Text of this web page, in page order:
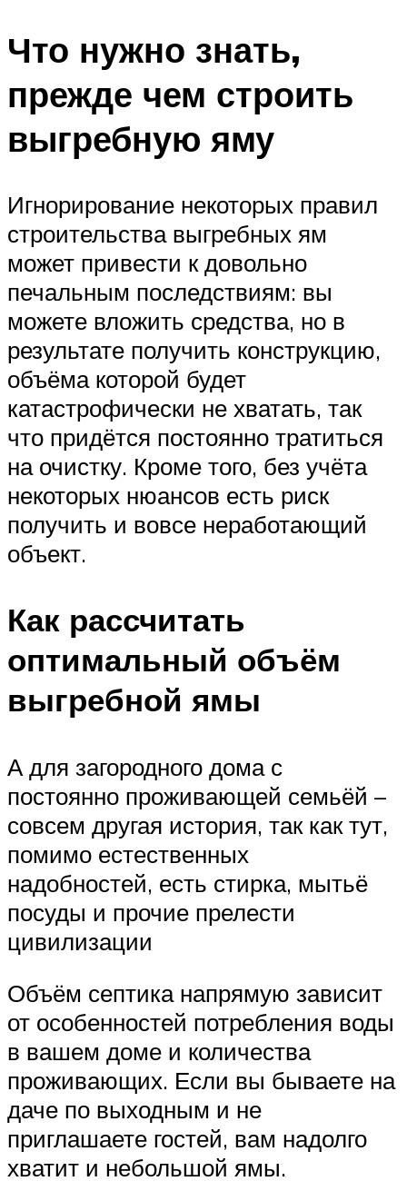
Что нужно знать,
прежде чем строить
выгребную яму
Игнорирование некоторых правил
строительства выгребных ям
может привести к довольно
печальным последствиям: вы
можете вложить средства, но в
результате получить конструкцию,
объёма которой будет
катастрофически не хватать, так
что придётся постоянно тратиться
на очистку. Кроме того, без учёта
некоторых нюансов есть риск
получить и вовсе неработающий
объект.
Как рассчитать
оптимальный объём
выгребной ямы
А для загородного дома с
постоянно проживающей семьёй –
совсем другая история, так как тут,
помимо естественных
надобностей, есть стирка, мытьё
посуды и прочие прелести
цивилизации
Объём септика напрямую зависит
от особенностей потребления воды
в вашем доме и количества
проживающих. Если вы бываете на
даче по выходным и не
приглашаете гостей, вам надолго
хватит и небольшой ямы.